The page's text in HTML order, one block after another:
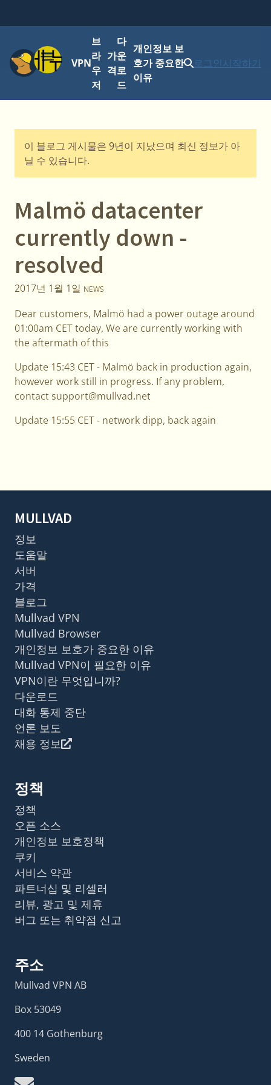
메뉴VPN
브
라
우
저
가
격
다
운
로
드
개인정보 보
호가 중요한
이유
로그인시작하기
이 블로그 게시물은 9년이 지났으며 최신 정보가 아
닐 수 있습니다.
Malmö datacenter
currently down -
resolved
2017년 1월 1일 NEWS
Dear customers, Malmö had a power outage around
01:00am CET today, We are currently working with
the aftermath of this
Update 15:43 CET - Malmö back in production again,
however work still in progress. If any problem,
contact support@mullvad.net
Update 15:55 CET - network dipp, back again
MULLVAD
정보
도움말
서버
가격
블로그
Mullvad VPN
Mullvad Browser
개인정보 보호가 중요한 이유
Mullvad VPN이 필요한 이유
VPN이란 무엇입니까?
다운로드
대화 통제 중단
언론 보도
채용 정보
정책
정책
오픈 소스
개인정보 보호정책
쿠키
서비스 약관
파트너십 및 리셀러
리뷰, 광고 및 제휴
버그 또는 취약점 신고
주소
Mullvad VPN AB
Box 53049
400 14 Gothenburg
Sweden